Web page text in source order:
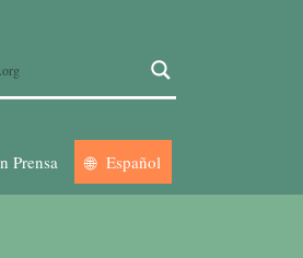
Prensa Español